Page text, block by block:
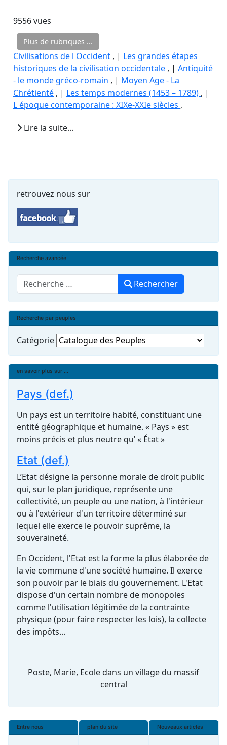
9556 vues
Plus de rubriques ...
Civilisations de l Occident , | Les grandes étapes
historiques de la civilisation occidentale , | Antiquité
- le monde gréco-romain , | Moyen Age - La
Chrétienté , | Les temps modernes (1453 – 1789) , |
L époque contemporaine : XIXe-XXIe siècles ,
Lire la suite...
retrouvez nous sur
Recherche avancée
Rechercher Rechercher
Recherche par peuples
Catégorie
en savoir plus sur ...
Pays (def.)
Un pays est un territoire habité, constituant une
entité géographique et humaine. « Pays » est
moins précis et plus neutre qu’ « État »
Etat (def.)
L’Etat désigne la personne morale de droit public
qui, sur le plan juridique, représente une
collectivité, un peuple ou une nation, à l'intérieur
ou à l'extérieur d'un territoire déterminé sur
lequel elle exerce le pouvoir suprême, la
souveraineté.
En Occident, l'Etat est la forme la plus élaborée de
la vie commune d'une société humaine. Il exerce
son pouvoir par le biais du gouvernement. L'Etat
dispose d'un certain nombre de monopoles
comme l'utilisation légitimée de la contrainte
physique (pour faire respecter les lois), la collecte
des impôts...
Poste, Marie, Ecole dans un village du massif
central
Entre nous plan du site Nouveaux articles